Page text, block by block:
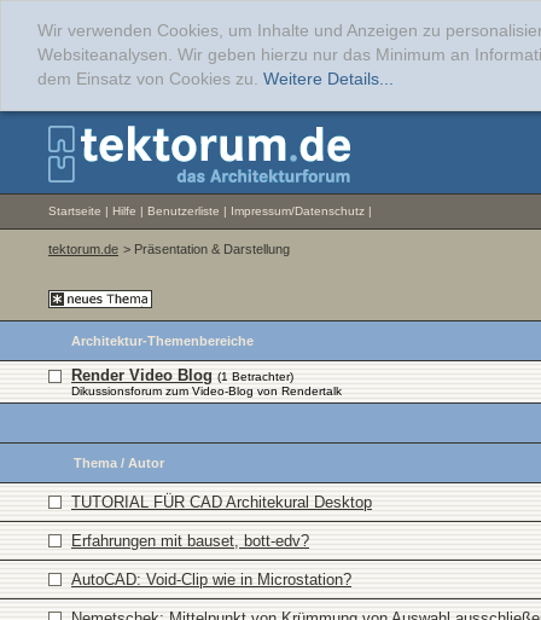
Wir verwenden Cookies, um Inhalte und Anzeigen zu
Websiteanalysen. Wir geben hierzu nur das Minimum an
dem Einsatz von Cookies zu. Weitere Details...
Startseite | Hilfe | Benutzerliste | Impressum/Datenschutz |
tektorum.de > Präsentation & Darstellung
Architektur-Themenbereiche
Render Video Blog (1 Betrachter)
Dikussionsforum zum Video-Blog von Rendertalk
Thema / Autor
TUTORIAL FÜR CAD Architekural Desktop
Erfahrungen mit bauset, bott-edv?
AutoCAD: Void-Clip wie in Microstation?